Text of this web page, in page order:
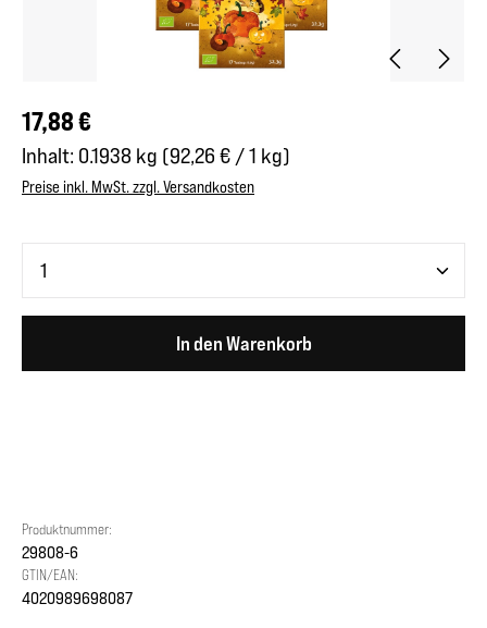
Regulärer Preis:
17,88 €
Inhalt: 0.1938 kg (92,26 € / 1 kg)
Preise inkl. MwSt. zzgl. Versandkosten
In den Warenkorb
Produktnummer:
29808-6
GTIN/EAN:
4020989698087